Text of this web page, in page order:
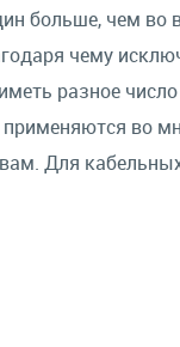
больше, чем во
чему
разное
во
Для